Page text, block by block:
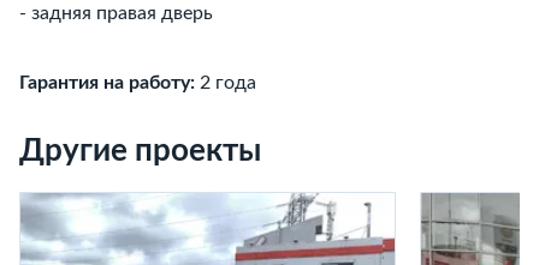
- задняя правая дверь
Гарантия на работу: 2 года
Другие проекты